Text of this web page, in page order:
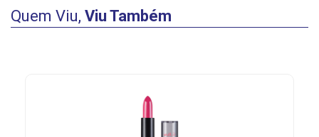
Quem Viu, Viu Também